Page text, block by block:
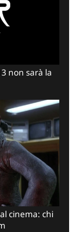
non sarà la
cinema: chi